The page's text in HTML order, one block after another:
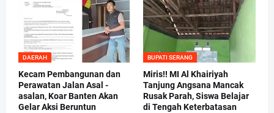
DAERAH
Kecam Pembangunan dan
Perawatan Jalan Asal -
asalan, Koar Banten Akan
Gelar Aksi Beruntun
BUPATI SERANG
Miris!! MI Al Khairiyah
Tanjung Angsana Mancak
Rusak Parah, Siswa Belajar
di Tengah Keterbatasan